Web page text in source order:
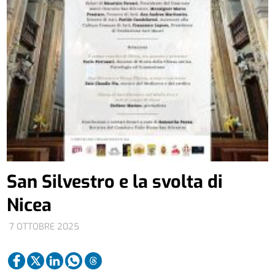
7 OTTOBRE 2025
San Silvestro e la svolta di
Nicea